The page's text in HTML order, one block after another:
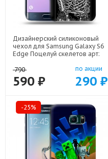
Дизайнерский силиконовый
чехол для Samsung Galaxy S6
Edge Поцелуй скелетов арт:
790
590 ₽
по акции
290 ₽
-25%